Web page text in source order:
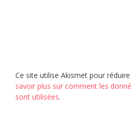
Ce site utilise Akismet pour
savoir plus sur comment les
sont utilisées.